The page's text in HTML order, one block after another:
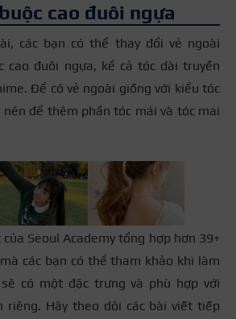
cao đuôi ngựa
các bạn có thể thay đổi vẻ ngoài
cao đuôi ngựa, kể cả tóc dài truyền
Để có vẻ ngoài giống với kiểu tóc
để thêm phần tóc mái và tóc mai
Seoul Academy tổng hợp hơn 39+
các bạn có thể tham khảo khi làm
có một đặc trưng và phù hợp với
riêng. Hãy theo dõi các bài viết tiếp